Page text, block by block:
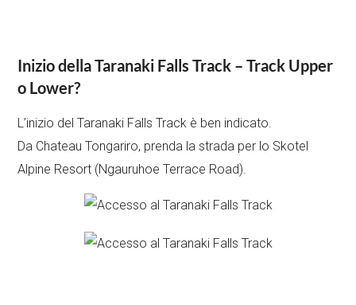
Inizio della Taranaki Falls Track – Track Upper
o Lower?
L’inizio del Taranaki Falls Track è ben indicato.
Da Chateau Tongariro, prenda la strada per lo Skotel
Alpine Resort (Ngauruhoe Terrace Road).